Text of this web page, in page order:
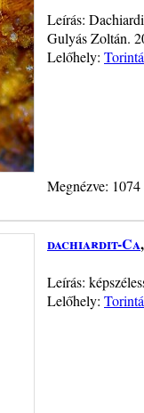
Leírás:
Gulyás Zoltán.
Lelőhely:
Megnézve:
dachiardit-Ca
Leírás:
Lelőhely: